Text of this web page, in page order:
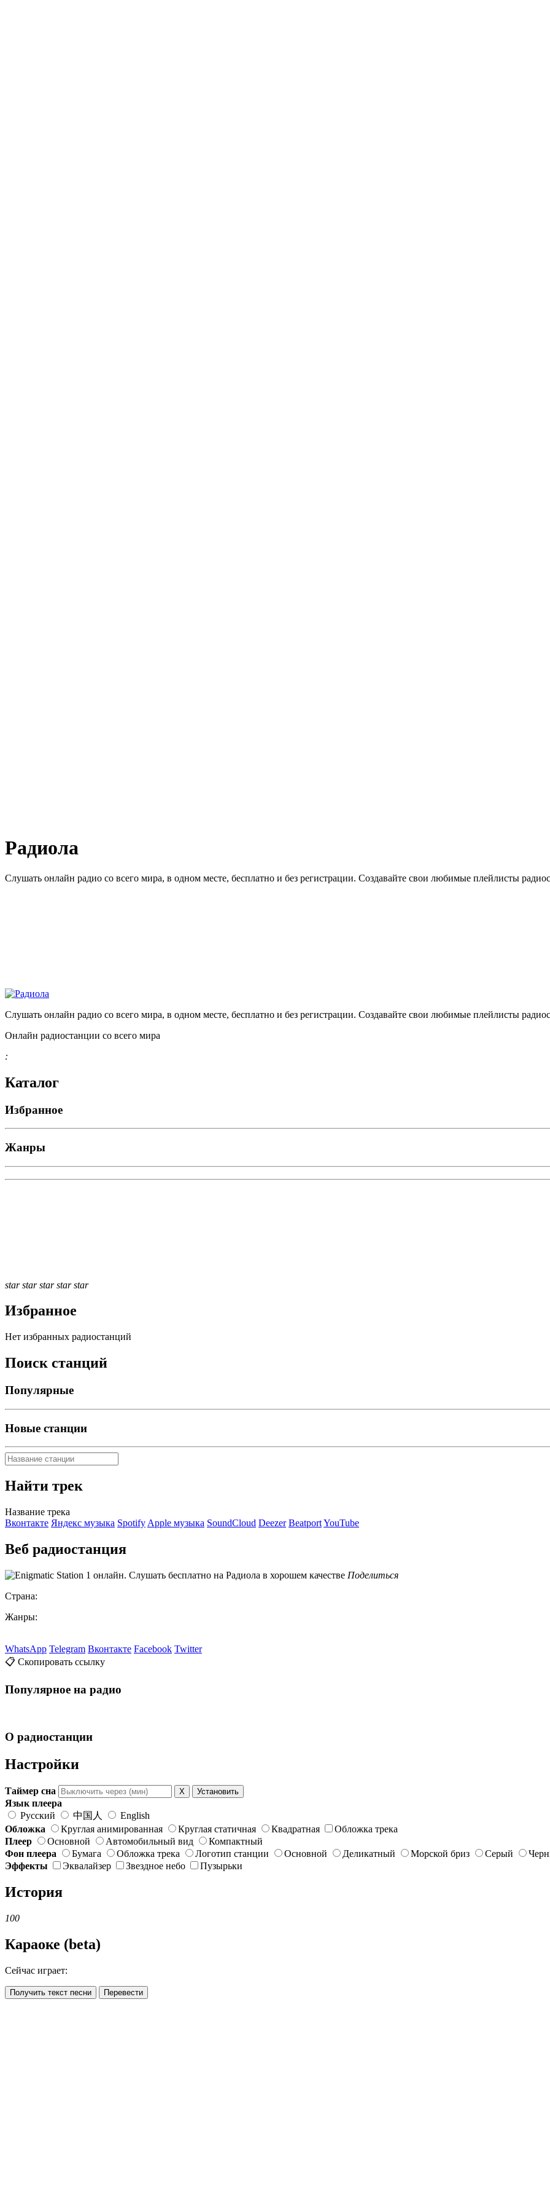
Радиола
Слушать онлайн радио со всего мира, в одном месте, бесплатно и без регистрации. Создавайте свои любимые плейлисты
Слушать онлайн радио со всего мира, в одном месте, бесплатно и без регистрации. Создавайте свои любимые плейлисты
Онлайн радиостанции со всего мира
:
Каталог
Избранное
Жанры
star star star star star
Избранное
Нет избранных радиостанций
Поиск станций
Популярные
Новые станции
Найти трек
Название трека
Вконтакте Яндекс музыка Spotify Apple музыка SoundCloud Deezer BeatportYouTube
Веб радиостанция
Поделиться
Страна:
Жанры:
WhatsApp Telegram Вконтакте Facebook Twitter
📋 Скопировать ссылку
Популярное на радио
О радиостанции
Настройки
Таймер сна X Установить
Язык плеера
Русский
中国人
English
Обложка
Круглая анимированная Круглая статичная Квадратная
Обложка трека
Плеер
Основной Автомобильный вид
Компактный
Фон плеера
Бумага Обложка трека Логотип станции Основной Деликатный Морской бриз Серый
Эффекты
Эквалайзер Звездное небо Пузырьки
История
100
Караоке (beta)
Сейчас играет:
Получить текст песни Перевести